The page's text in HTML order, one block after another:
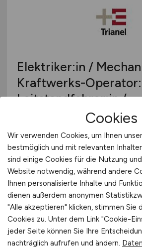
Elektriker:in /
Kraftwerks-
Leitstandfahrer:in /
Anlagenfahrer:in(m/
Trianel Gaskraftwerk Hamm
gestern
Hamm
Cookies
Wir verwenden Cookies, um Ihnen
bestmöglich und mit relevanten
sind einige Cookies für die Nutzung
Website notwendig, während andere
Ihnen personalisierte Inhalte und
dienen außerdem anonymen
"Alle akzeptieren" klicken, stimmen Sie
Cookies zu. Unter dem Link "Cookie-
jeder Seite können Sie Ihre
nachträglich aufrufen und ändern.